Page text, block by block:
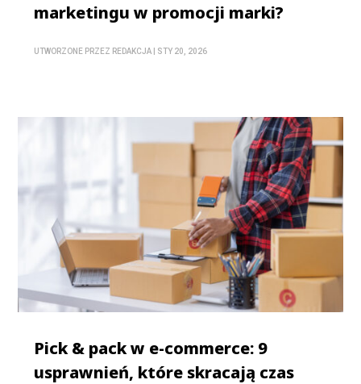
marketingu w promocji marki?
UTWORZONE PRZEZ REDAKCJA STY 20, 2026
Pick & pack w e-commerce: 9
usprawnień, które skracają czas